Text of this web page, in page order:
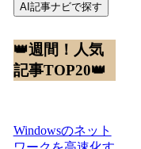
AI記事ナビで探す
👑週間！人気
記事TOP20👑
Windowsのネット